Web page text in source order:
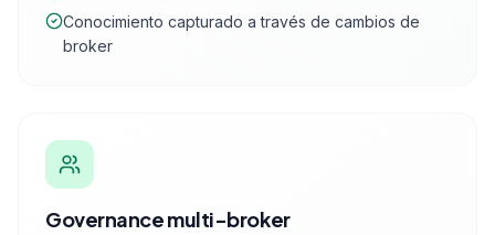
Conocimiento capturado a través de cambios de
broker
Governance multi-broker